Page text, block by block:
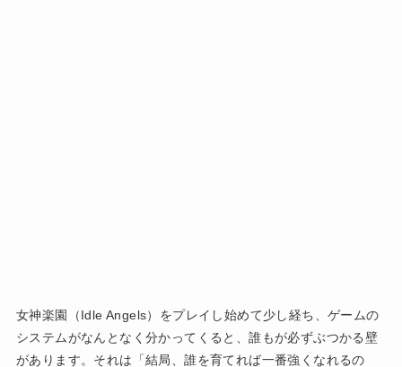
女神楽園（Idle Angels）をプレイし始めて少し経ち、ゲームの
システムがなんとなく分かってくると、誰もが必ずぶつかる壁
があります。それは「結局、誰を育てれば一番強くなれるの